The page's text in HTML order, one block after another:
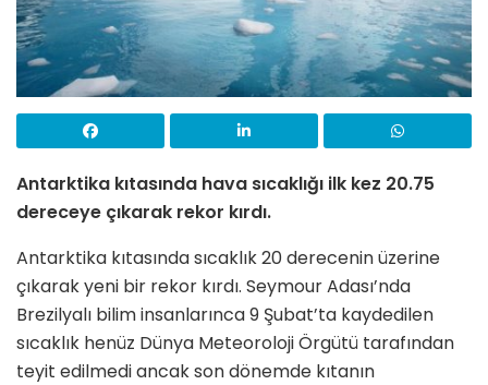
Antarktika kıtasında hava sıcaklığı ilk kez 20.75
dereceye çıkarak rekor kırdı.
Antarktika kıtasında sıcaklık 20 derecenin üzerine
çıkarak yeni bir rekor kırdı. Seymour Adası’nda
Brezilyalı bilim insanlarınca 9 Şubat’ta kaydedilen
sıcaklık henüz Dünya Meteoroloji Örgütü tarafından
teyit edilmedi ancak son dönemde kıtanın